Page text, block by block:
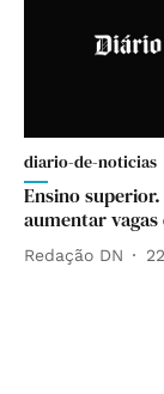
diario-de-noticias
Ensino
aumentar vagas
Redação DN